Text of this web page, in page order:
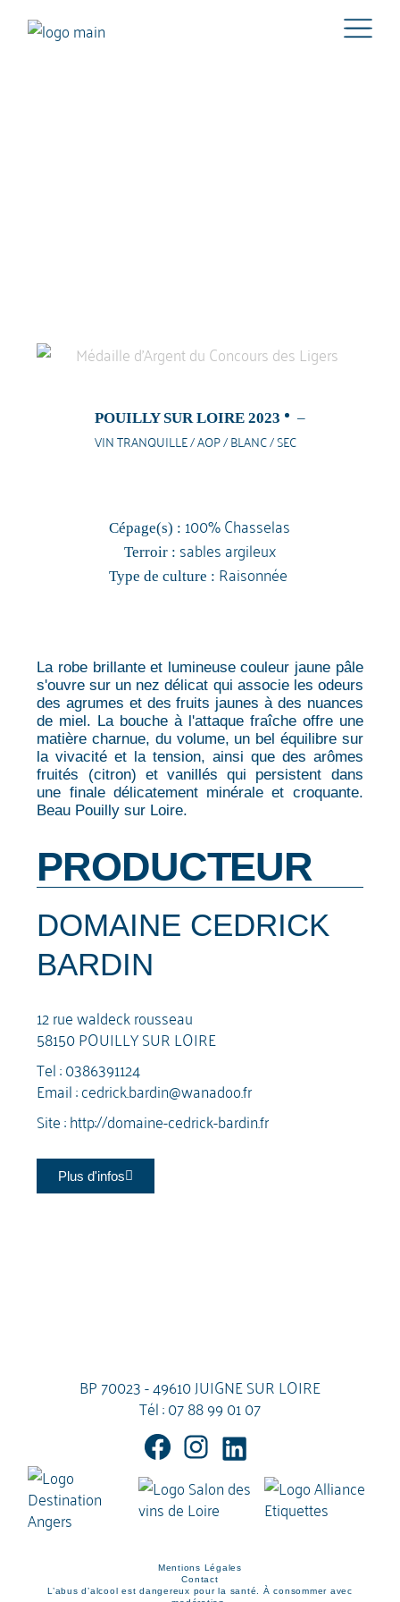
POUILLY SUR LOIRE 2023 –
VIN TRANQUILLE / AOP / BLANC / SEC
Cépage(s) : 100% Chasselas
Terroir : sables argileux
Type de culture : Raisonnée
La robe brillante et lumineuse couleur jaune pâle
s'ouvre sur un nez délicat qui associe les odeurs
des agrumes et des fruits jaunes à des nuances
de miel. La bouche à l'attaque fraîche offre une
matière charnue, du volume, un bel équilibre sur
la vivacité et la tension, ainsi que des arômes
fruités (citron) et vanillés qui persistent dans
une finale délicatement minérale et croquante.
Beau Pouilly sur Loire.
PRODUCTEUR
DOMAINE CEDRICK
BARDIN
12 rue waldeck rousseau
58150 POUILLY SUR LOIRE
Tel :0386391124
Email :cedrick.bardin@wanadoo.fr
Site :http://domaine-cedrick-bardin.fr
Plus d'infos
BP 70023 - 49610 JUIGNE SUR LOIRE
Tél :07 88 99 01 07
Mentions Légales
Contact
L’abus d’alcool est dangereux pour la santé. À consommer avec